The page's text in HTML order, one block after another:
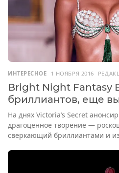
ИНТЕРЕСНОЕ 1 НОЯБРЯ 2016
Bright Night Fantasy
бриллиантов, еще
На днях Victoria’s Secret
драгоценное творение —
сверкающий бриллиантами и